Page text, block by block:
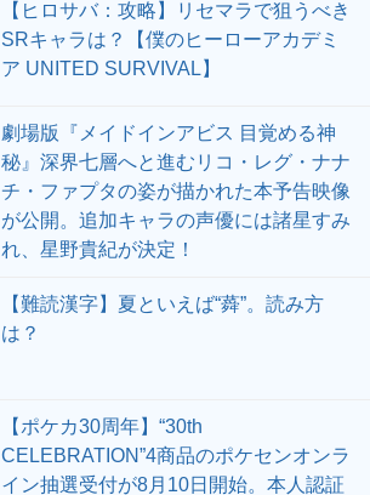
【ヒロサバ：攻略】リセマラで狙うべき
SRキャラは？【僕のヒーローアカデミ
ア UNITED SURVIVAL】
劇場版『メイドインアビス 目覚める神
秘』深界七層へと進むリコ・レグ・ナナ
チ・ファプタの姿が描かれた本予告映像
が公開。追加キャラの声優には諸星すみ
れ、星野貴紀が決定！
【難読漢字】夏といえば“蕣”。読み方
は？
【ポケカ30周年】“30th
CELEBRATION”4商品のポケセンオンラ
イン抽選受付が8月10日開始。本人認証